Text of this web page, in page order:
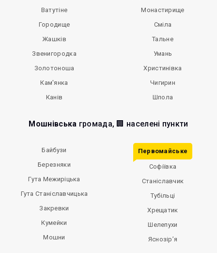
Ватутіне
Городище
Жашків
Звенигородка
Золотоноша
Кам'янка
Канів
Монастирище
Сміла
Тальне
Умань
Христинівка
Чигирин
Шпола
Мошнівська громада, 🏢 населені пункти
Байбузи
Березняки
Гута Межиріцька
Гута Станіславчицька
Закревки
Кумейки
Мошни
Первомайське
Софіївка
Станіславчик
Тубільці
Хрещатик
Шелепухи
Яснозір’я